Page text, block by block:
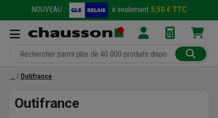
NOUVEAU : à seulement 5,50 € TTC
Outifrance
Outifrance